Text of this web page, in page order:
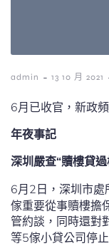
admin - 13 10 月 2021
6月已收官，新政
年夜事記
深圳嚴查“贖樓貸過
6月2日，深圳市處
傢重要從事贖樓擔
管約談，同時還對
等5傢小貸公司停